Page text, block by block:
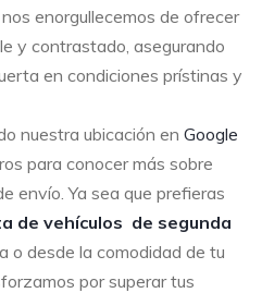
enorgullecemos de ofrecer
y contrastado, asegurando
en condiciones prístinas y
nuestra ubicación en Google
para conocer más sobre
envío. Ya sea que prefieras
de vehículos de segunda
o desde la comodidad de tu
por superar tus